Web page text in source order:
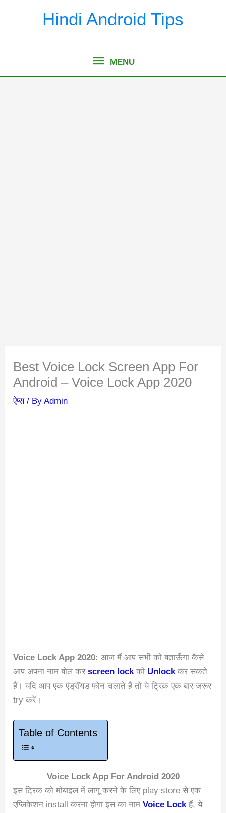
Hindi Android Tips
MENU
MENU
Best Voice Lock Screen App For
Android – Voice Lock App 2020
ऐप्स/ ByAdmin
Voice Lock App 2020: आज मैं आप सभी को बताऊँगा कैसे
आप अपना नाम बोल करscreen lock को Unlock कर सकते
हैं। यदि आप एक एंड्रॉयड फोन चलाते हैं तो ये ट्रिक एक बार जरूर
try करें।
Table of Contents
Voice Lock App For Android 2020
इस ट्रिक को मोबाइल में लागू करने के लिए play store से एक
एप्लिकेशन install करना होगा इस का नामVoice Lock हैं, ये